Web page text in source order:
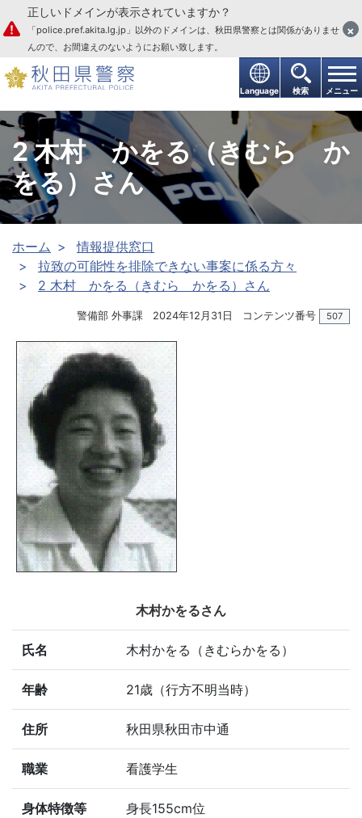
本文へ
Language 検索 メニュー
正しいドメインが表示されていますか？
「police.pref.akita.lg.jp」以外のドメインは、秋田県警察とは関係がありませ
んので、お間違えのないようにお願い致します。
×
2 木村 かをる（きむら か
をる）さん
ホーム
情報提供窓口
拉致の可能性を排除できない事案に係る方々
2 木村 かをる（きむら かをる）さん
警備部 外事課 2024年12月31日 コンテンツ番号 507
木村かをるさん
氏名 木村かをる（きむらかをる）
年齢 21歳（行方不明当時）
住所 秋田県秋田市中通
職業 看護学生
身体特徴等
身長155cm位